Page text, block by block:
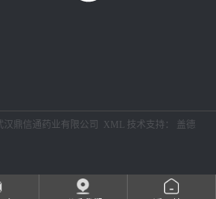
汉鼎信通药业有限公司 XML 技术支持： 盖德